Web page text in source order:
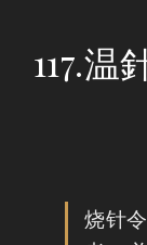
117.温
烧针